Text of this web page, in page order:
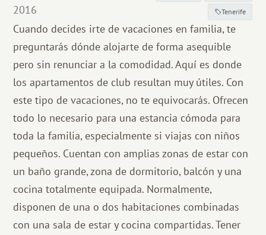
2016
Tenerife
Cuando decides irte de vacaciones en familia, te
preguntarás dónde alojarte de forma asequible
pero sin renunciar a la comodidad. Aquí es donde
los apartamentos de club resultan muy útiles. Con
este tipo de vacaciones, no te equivocarás. Ofrecen
todo lo necesario para una estancia cómoda para
toda la familia, especialmente si viajas con niños
pequeños. Cuentan con amplias zonas de estar con
un baño grande, zona de dormitorio, balcón y una
cocina totalmente equipada. Normalmente,
disponen de una o dos habitaciones combinadas
con una sala de estar y cocina compartidas. Tener